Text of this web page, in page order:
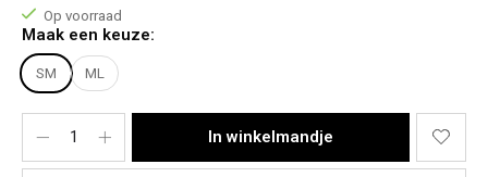
Lichaamslengte: 1,70
Draagt maat: S/M
Materiaal:
30% Polyester, 5% Elastan 65% Viscose
Bevat stretch
Op voorraad
Maak een keuze:
SM ML
In winkelmandje